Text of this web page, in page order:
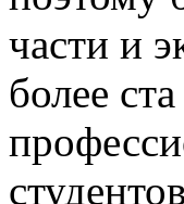
части и
более